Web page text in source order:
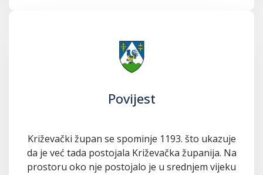
Povijest
Križevački župan se spominje 1193. što ukazuje
da je već tada postojala Križevačka županija. Na
prostoru oko nje postojalo je u srednjem vijeku